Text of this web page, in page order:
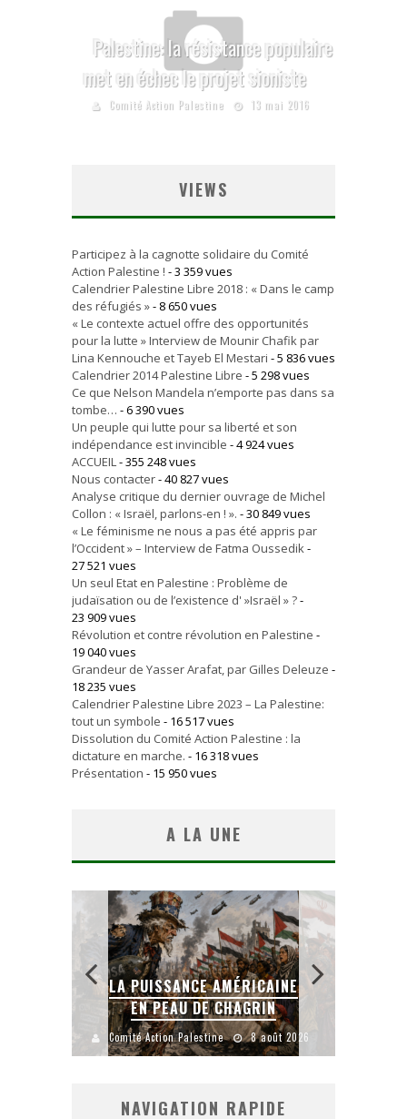
Palestine: la résistance populaire
met en échec le projet sioniste
Comité Action Palestine 13 mai 2016
VIEWS
Participez à la cagnotte solidaire du Comité
Action Palestine ! - 3 359 vues
Calendrier Palestine Libre 2018 : « Dans le camp
des réfugiés »- 8 650 vues
« Le contexte actuel offre des opportunités
pour la lutte » Interview de Mounir Chafik par
Lina Kennouche et Tayeb El Mestari - 5 836 vues
Calendrier 2014 Palestine Libre - 5 298 vues
Ce que Nelson Mandela n’emporte pas dans sa
tombe… - 6 390 vues
Un peuple qui lutte pour sa liberté et son
indépendance est invincible - 4 924 vues
ACCUEIL- 355 248 vues
Nous contacter- 40 827 vues
Analyse critique du dernier ouvrage de Michel
Collon : « Israël, parlons-en ! ». - 30 849 vues
« Le féminisme ne nous a pas été appris par
l’Occident » – Interview de Fatma Oussedik-
27 521 vues
Un seul Etat en Palestine : Problème de
judaïsation ou de l’existence d' »Israël » ?-
23 909 vues
Révolution et contre révolution en Palestine -
19 040 vues
Grandeur de Yasser Arafat, par Gilles Deleuze -
18 235 vues
Calendrier Palestine Libre 2023 – La Palestine:
tout un symbole - 16 517 vues
Dissolution du Comité Action Palestine : la
dictature en marche. - 16 318 vues
Présentation - 15 950 vues
A LA UNE
LA PUISSANCE AMÉRICAINE
EN PEAU DE CHAGRIN
Comité Action Palestine 8 août 2026
NAVIGATION RAPIDE